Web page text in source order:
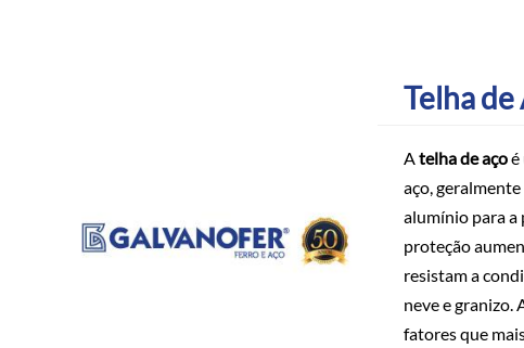
Telha de
Atelha de açoé
aço,
alumínio para a
proteção
resistam a
neve e granizo.
fatores que